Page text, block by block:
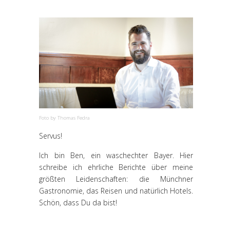
Foto by Thomas Fedra
Servus!
Ich bin Ben, ein waschechter Bayer. Hier
schreibe ich ehrliche Berichte über meine
größten Leidenschaften: die Münchner
Gastronomie, das Reisen und natürlich Hotels.
Schön, dass Du da bist!